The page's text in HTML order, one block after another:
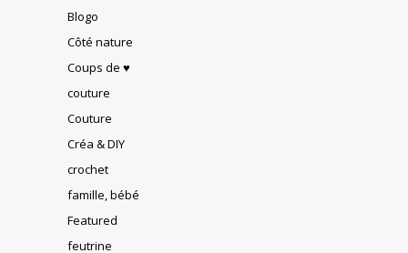
Blogo
Côté nature
Coups de ♥
couture
Couture
Créa & DIY
crochet
famille, bébé
Featured
feutrine